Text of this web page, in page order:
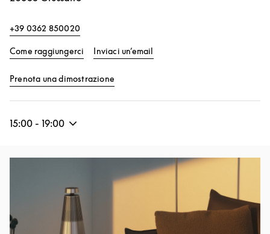
+39 0362 850020
Come raggiungerci Link Opens in New Tab
Inviaci un’email
Prenota una dimostrazione
15:00 - 19:00